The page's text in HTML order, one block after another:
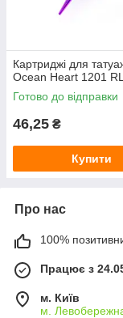
Картриджі для
Ocean Heart 1201
Готово до відправки
46,25 ₴
Купити
Про нас
100%
Працює з
м. Київ
м.